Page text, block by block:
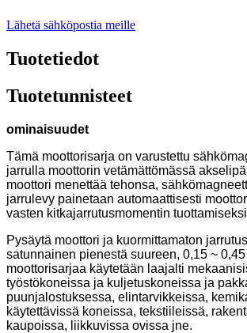
Lähetä sähköpostia meille
Tuotetiedot
Tuotetunnisteet
ominaisuudet
Tämä moottorisarja on varustettu
jarrulla moottorin vetämättömässä
moottori menettää tehonsa,
jarrulevy painetaan automaattisesti
vasten kitkajarrutusmomentin
Pysäytä moottori ja kuormittamaton
satunnainen pienestä suureen, 0,15 ~
moottorisarjaa käytetään laajalti
työstökoneissa ja kuljetuskoneissa ja
puunjalostuksessa, elintarvikkeissa,
käytettävissä koneissa, tekstiileissä,
kaupoissa, liikkuvissa ovissa jne.